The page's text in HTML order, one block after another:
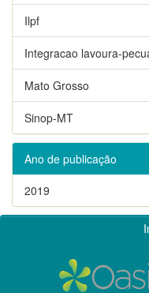
Ilpf
Integracao lavoura-
Mato Grosso
Sinop-MT
Ano de publicação
2019